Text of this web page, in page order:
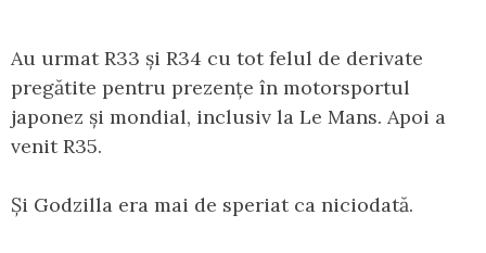
Au urmat R33 și R34 cu tot felul de derivate
pregătite pentru prezențe în motorsportul
japonez și mondial, inclusiv la Le Mans. Apoi a
venit R35.
Și Godzilla era mai de speriat ca niciodată.